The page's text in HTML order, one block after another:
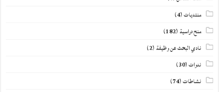
منتديات(4)
منح دراسية (182)
نادي البحث عن وظيفة (2)
ندوات(30)
نشاطات(74)